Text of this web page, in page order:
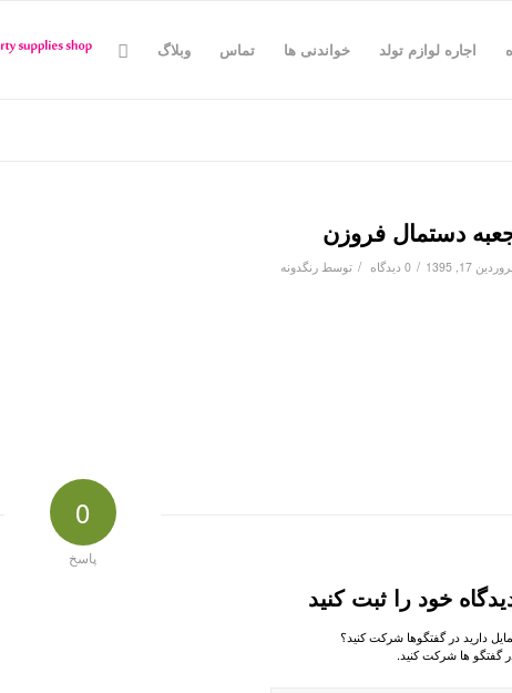
اجاره لوازم تولد خواندنی ها تماس وبلاگ
دستمال فروزن
17, 1395
/ 0 دیدگاه / توسط رنگدونه
0
پاسخ
خود را ثبت کنید
دارید در گفتگوها شرکت کنید؟
گفتگو ها شرکت کنید.